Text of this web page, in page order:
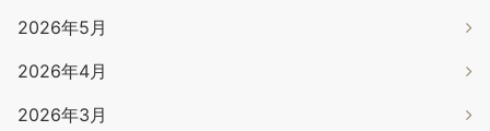
2026年5月
2026年4月
2026年3月